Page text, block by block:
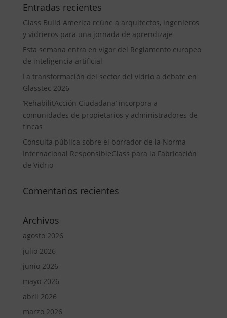
Entradas recientes
Glass Build America reúne a arquitectos, ingenieros
y vidrieros para una jornada de aprendizaje
Esta semana entra en vigor del Reglamento europeo
de inteligencia artificial
La transformación del sector del vidrio a debate en
Glasstec 2026
‘RehabilitAcción Ciudadana’ incorpora a
comunidades de propietarios y administradores de
fincas
Consulta pública sobre el borrador de la Norma
Internacional ResponsibleGlass para la Fabricación
de Vidrio
Comentarios recientes
Archivos
agosto 2026
julio 2026
junio 2026
mayo 2026
abril 2026
marzo 2026